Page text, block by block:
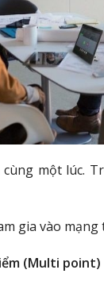
cùng một lúc.
gia vào
(Multi point)